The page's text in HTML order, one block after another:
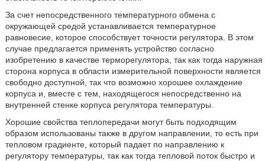
За счет непосредственного температурного обмена с
окружающей средой устанавливается температурное
равновесие, которое способствует точности регулятора. В этом
случае предлагается применять устройство согласно
изобретению в качестве терморегулятора, так как тогда наружная
сторона корпуса в области измерительной поверхности является
свободно доступной, так что возможно хорошее охлаждение
корпуса и, вместе с тем, находящегося непосредственно на
внутренней стенке корпуса регулятора температуры.
Хорошие свойства теплопередачи могут быть подходящим
образом использованы также в другом направлении, то есть при
тепловом градиенте, который падает по направлению к
регулятору температуры, так как тогда тепловой поток быстро и